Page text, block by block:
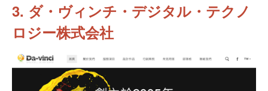
3. ダ・ヴィンチ・デジタル・テクノ
ロジー株式会社